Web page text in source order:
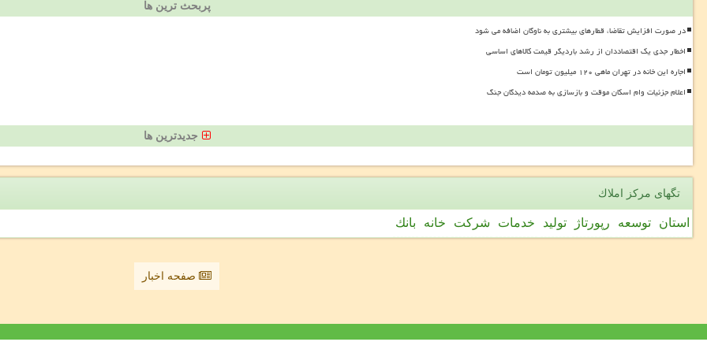
پربحث ترین ها
در صورت افزایش تقاضا، قطارهای بیشتری به ناوگان اضافه می شود
اخطار جدی یک اقتصاددان از رشد باردیگر قیمت کالاهای اساسی
اجاره این خانه در تهران ماهی ۱۲۰ میلیون تومان است
اعلام جزئیات وام اسکان موقت و بازسازی به صدمه دیدگان جنگ
جدیدترین ها
تگهای مركز املاك
استان توسعه رپورتاژ تولید خدمات شركت خانه بانك
صفحه اخبار